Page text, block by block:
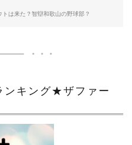
は来た？智辯和歌山の野球部？
キング★ザファー